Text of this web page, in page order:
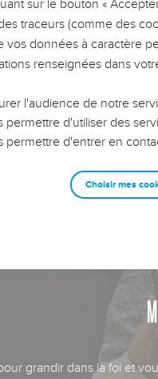
réussites, leur impact, leur foi
difficiles qu'ils ont traversés,
et responsables
pour avancer avec plus de
un ministère, une
grandir dans la foi et
sur le bouton «
traceurs (comme des
vos données à caractère
renseignées dans
l'audience de notre
permettre d'utiliser des
permettre d'entrer en
Choisir mes